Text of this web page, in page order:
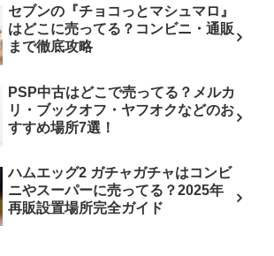
セブンの『チョコっとマシュマロ』
はどこに売ってる？コンビニ・通販
まで徹底攻略
PSP中古はどこで売ってる？メルカ
リ・ブックオフ・ヤフオクなどのお
すすめ場所7選！
ハムエッグ2 ガチャガチャはコンビ
ニやスーパーに売ってる？2025年
再販設置場所完全ガイド